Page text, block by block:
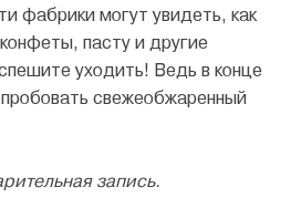
фабрики могут увидеть, как
пасту и другие
уходить! Ведь в конце
свежеобжаренный
запись.